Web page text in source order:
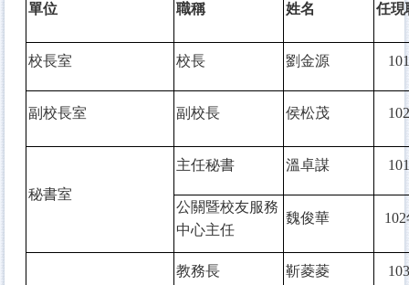
單位 職稱 姓名 任現
校長室 校長 劉金源 101
副校長室 副校長 侯松茂 102
秘書室
主任秘書 溫卓謀 101
公關暨校友服務
中心主任
魏俊華 102
教務長 靳菱菱 103